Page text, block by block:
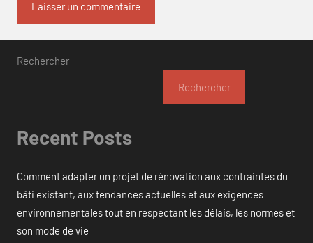
Rechercher
Rechercher
Recent Posts
Comment adapter un projet de rénovation aux contraintes du
bâti existant, aux tendances actuelles et aux exigences
environnementales tout en respectant les délais, les normes et
son mode de vie